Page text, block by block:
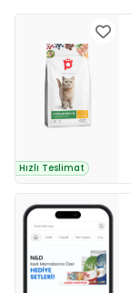
Hızlı Teslimat